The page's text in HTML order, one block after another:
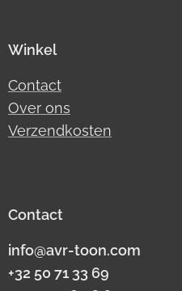
Winkel
Contact
Over ons
Verzendkosten
Contact
info@avr-toon.com
+32 50 71 33 69